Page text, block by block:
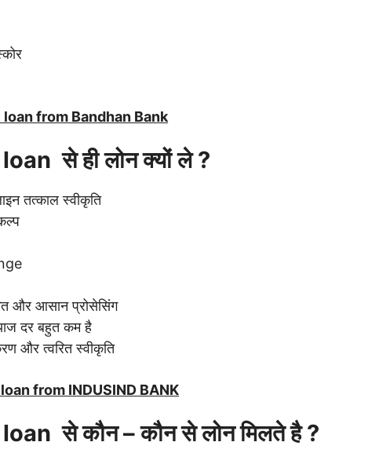
from Bandhan Bank
से ही लोन क्यों ले ?
तत्काल स्वीकृति
और आसान प्रोसेसिंग
दर बहुत कम है
और त्वरित स्वीकृति
from INDUSIND BANK
से कौन – कौन से लोन मिलते है ?